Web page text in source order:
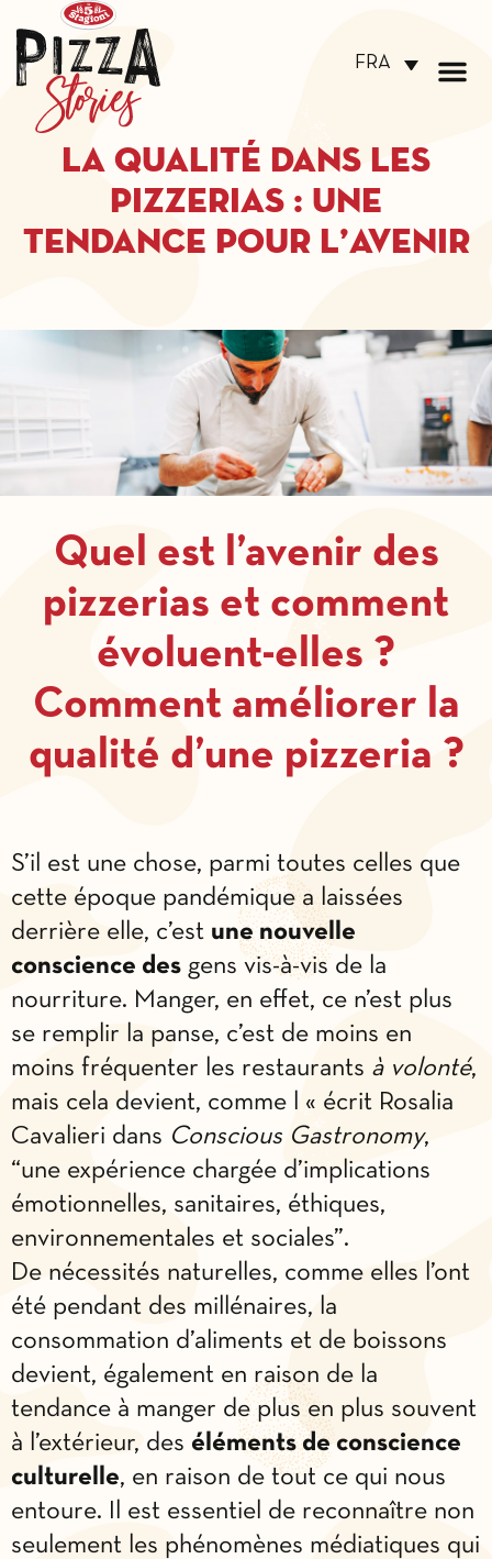
FRA
La qualité dans les
pizzerias : une
tendance pour l’avenir
Quel est l’avenir des
pizzerias et comment
évoluent-elles ?
Comment améliorer la
qualité d’une pizzeria ?
S’il est une chose, parmi toutes celles que
cette époque pandémique a laissées
derrière elle, c’est une nouvelle
conscience des gens vis-à-vis de la
nourriture. Manger, en effet, ce n’est plus
se remplir la panse, c’est de moins en
moins fréquenter les restaurants à volonté,
mais cela devient, comme l « écrit Rosalia
Cavalieri dans Conscious Gastronomy,
“une expérience chargée d’implications
émotionnelles, sanitaires, éthiques,
environnementales et sociales”.
De nécessités naturelles, comme elles l’ont
été pendant des millénaires, la
consommation d’aliments et de boissons
devient, également en raison de la
tendance à manger de plus en plus souvent
à l’extérieur, des éléments de conscience
culturelle, en raison de tout ce qui nous
entoure. Il est essentiel de reconnaître non
seulement les phénomènes médiatiques qui